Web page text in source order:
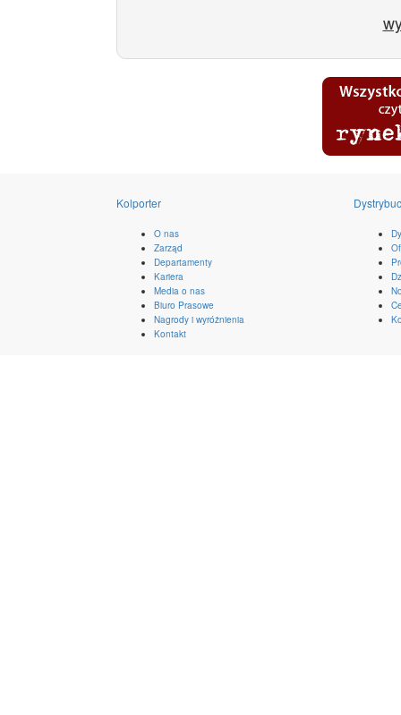
Kolporter
O nas
Zarząd
Departamenty
Kariera
Media o nas
Biuro Prasowe
Nagrody i wyróżnienia
Kontakt